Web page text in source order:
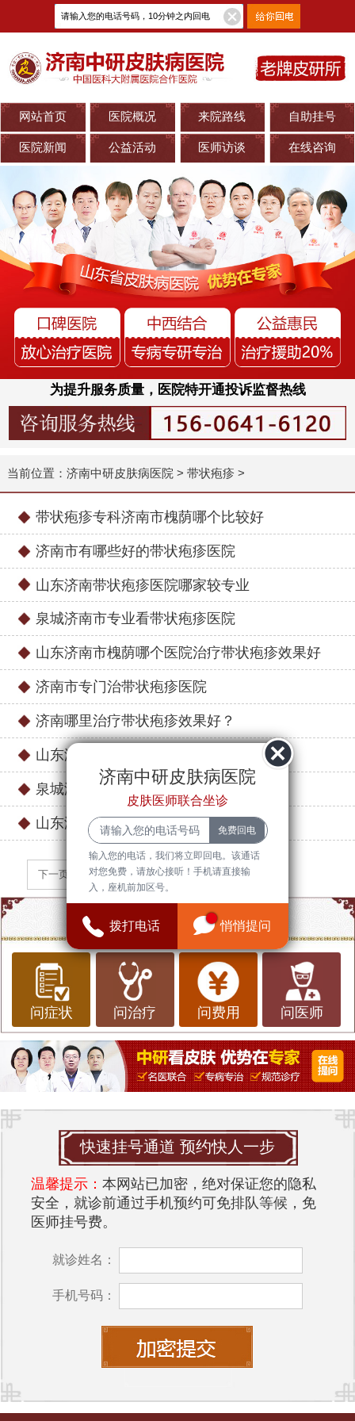
网站首页 医院概况 来院路线 自助挂号
医院新闻 公益活动 医师访谈 在线咨询
为提升服务质量，医院特开通投诉监督热线
当前位置： 济南中研皮肤病医院 > 带状疱疹 >
带状疱疹专科济南市槐荫哪个比较好
济南市有哪些好的带状疱疹医院
山东济南带状疱疹医院哪家较专业
泉城济南市专业看带状疱疹医院
山东济南市槐荫哪个医院治疗带状疱疹效果好
济南市专门治带状疱疹医院
济南哪里治疗带状疱疹效果好？
山东济南市槐荫带状疱疹专家门诊
泉城济南带状疱疹医院哪里的好
山东济南市槐荫哪有治带状疱疹的医院
下一页
点一点，知道更多信息
问症状 问治疗 问费用 问医师
快速挂号通道 预约快人一步
温馨提示： 本网站已加密，绝对保证您的隐私
安全，就诊前通过手机预约可免排队等候，免
医师挂号费。
就诊姓名：
手机号码：
济南中研皮肤病医院
皮肤医师联合坐诊
输入您的电话，我们将立即回电。该通话
对您免费，请放心接听！手机请直接输
入，座机前加区号。
拨打电话 悄悄提问